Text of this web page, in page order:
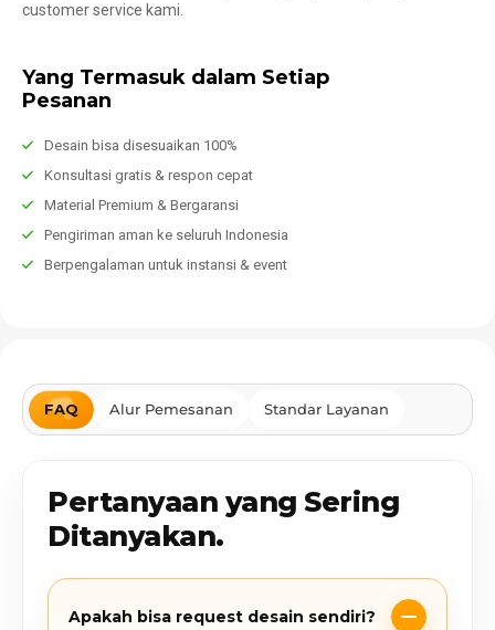
customer service kami.
Yang Termasuk dalam Setiap
Pesanan
Desain bisa disesuaikan 100%
Konsultasi gratis & respon cepat
Material Premium & Bergaransi
Pengiriman aman ke seluruh Indonesia
Berpengalaman untuk instansi & event
FAQ Alur Pemesanan Standar Layanan
Pertanyaan yang Sering
Ditanyakan.
Apakah bisa request desain sendiri?